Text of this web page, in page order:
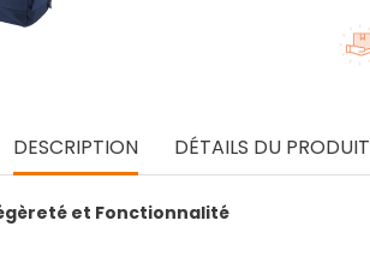
DESCRIPTION DÉTAILS DU PRODUIT
et Fonctionnalité